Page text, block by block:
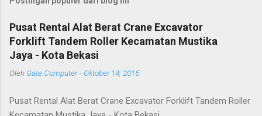
Pusat Rental Alat Berat Crane Excavator
Forklift Tandem Roller Kecamatan Mustika
Jaya - Kota Bekasi
Oleh Gate Computer -Oktober 14, 2015
Pusat Rental Alat Berat Crane Excavator Forklift Tandem Roller